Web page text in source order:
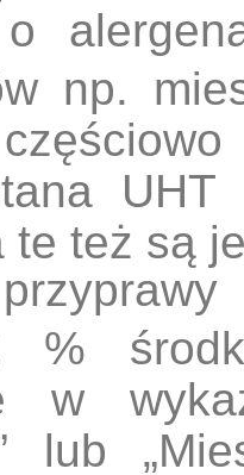
np.
te też są
%
w
lub